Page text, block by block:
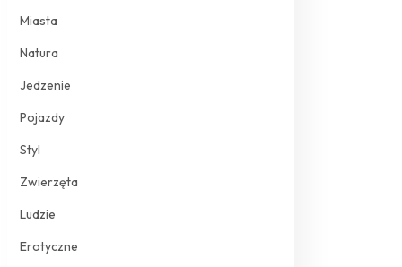
Miasta
Natura
Jedzenie
Pojazdy
Styl
Zwierzęta
Ludzie
Erotyczne